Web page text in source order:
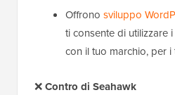
Offrono sviluppo
ti consente di utilizzare
con il tuo marchio, per i
❌Contro di Seahawk